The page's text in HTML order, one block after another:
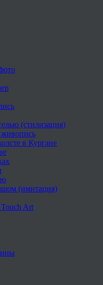
(стилизация)
в Кургане
(имитация)
Art